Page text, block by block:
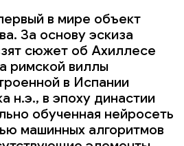
которого было
командой
нашей
спустя почти
интеллект
Рисунок,
послание
представьте,